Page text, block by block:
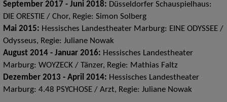
September 2017 - Juni 2018: Düsseldorfer Schauspielhaus:
DIE ORESTIE / Chor, Regie: Simon Solberg
Mai 2015: Hessisches Landestheater Marburg: EINE ODYSSEE /
Odysseus, Regie: Juliane Nowak
August 2014 - Januar 2016: Hessisches Landestheater
Marburg: WOYZECK / Tänzer, Regie: Mathias Faltz
Dezember 2013 - April 2014: Hessisches Landestheater
Marburg: 4.48 PSYCHOSE / Arzt, Regie: Juliane Nowak